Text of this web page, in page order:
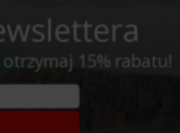
15% rabatu!